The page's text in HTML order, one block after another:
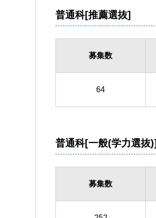
普通科[推薦選抜]
募集数
64
普通科[一般(学力選抜)]
募集数